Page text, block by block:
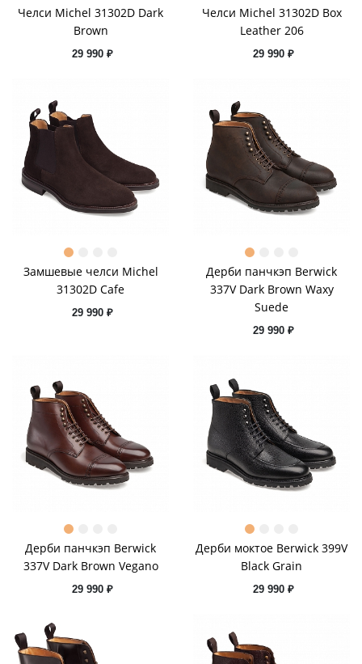
Челси Michel 31302D Dark
Brown
29 990 ₽
Челси Michel 31302D Box
Leather 206
29 990 ₽
Замшевые челси Michel
31302D Cafe
29 990 ₽
Дерби панчкэп Berwick
337V Dark Brown Waxy
Suede
29 990 ₽
Дерби панчкэп Berwick
337V Dark Brown Vegano
29 990 ₽
Дерби моктое Berwick 399V
Black Grain
29 990 ₽